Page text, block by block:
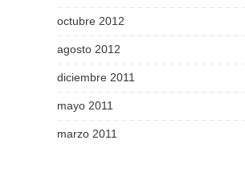
octubre 2012
agosto 2012
diciembre 2011
mayo 2011
marzo 2011